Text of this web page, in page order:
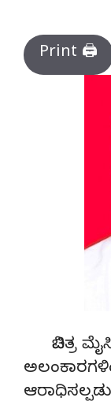
Print 🖨
ವಿಚಿತ್ರ